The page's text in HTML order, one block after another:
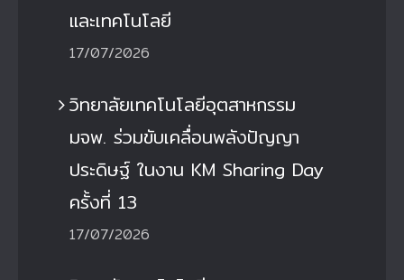
และเทคโนโลยี
17/07/2026
วิทยาลัยเทคโนโลยีอุตสาหกรรม
มจพ. ร่วมขับเคลื่อนพลังปัญญา
ประดิษฐ์ ในงาน KM Sharing Day
ครั้งที่ 13
17/07/2026